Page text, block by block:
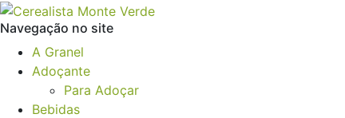
Navegação no site
A Granel
Adoçante
Para Adoçar
Bebidas